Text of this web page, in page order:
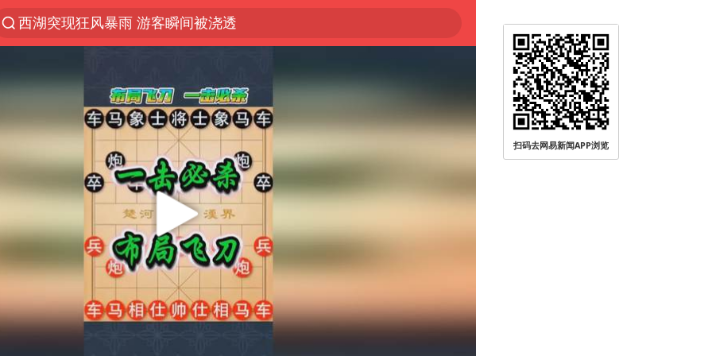
西湖突现狂风暴雨 游客瞬间被浇透
“不怕六爷挂得多 就怕六爷挂一颗”
杭州全市有序停课
直击东北超：哈尔滨vs通辽
香港宏福苑火灾或由烟头引起
白海豚将正面袭击贯穿浙江
商场现钱学森巨幅海报 负责人回应
36岁男演员成景区NPC后人气爆棚
郑丽文：台湾从来没有“独立”过
几元成本的AI广告导致千万市值蒸发
扫码去网易新闻APP浏览